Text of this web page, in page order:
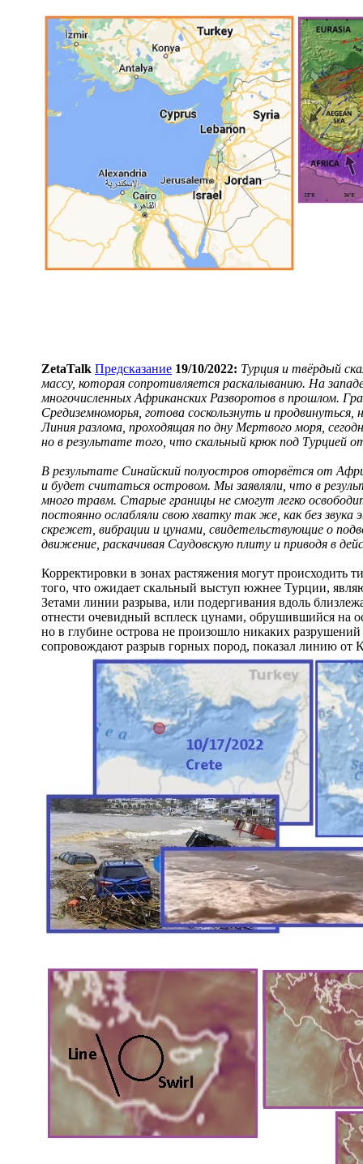
ZetaTalk Предсказание 19/10/2022: Турция и твёрдый
массу, которая сопротивляется раскалыванию. На
многочисленных Африканских Разворотов в прошлом.
Средиземноморья, готова соскользнуть и
Линия разлома, проходящая по дну Мертвого моря,
но в результате того, что скальный крюк под Турцией
В результате Синайский полуостров оторвётся от
и будет считаться островом. Мы заявляли, что в
много травм. Старые границы не смогут легко
постоянно ослабляли свою хватку так же, как без
скрежет, вибрации и цунами, свидетельствующие о
движение, раскачивая Саудовскую плиту и приводя в
Корректировки в зонах растяжения могут
того, что ожидает скальный выступ южнее Турции,
Зетами линии разрыва, или подергивания вдоль
отнести очевидный всплеск цунами, обрушившийся на
но в глубине острова не произошло никаких
сопровождают разрыв горных пород, показал линию от